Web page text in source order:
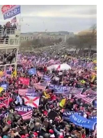
物多样性研究与中美
赴约 —— 密苏里植物
Darek演绎一场古筝